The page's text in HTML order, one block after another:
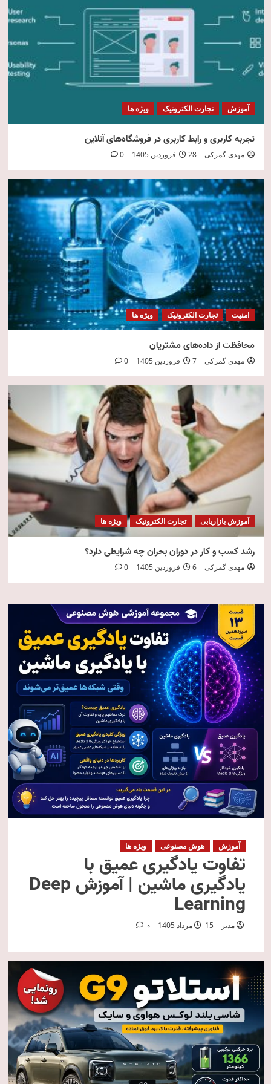
5
امنیت فناوری اطلاعات
آموزش تجارت الکترونیک ویژه ها
تجربه کاربری و رابط کاربری در فروشگاه‌های آنلاین
مهدی گمرکی 28 فروردین 1405 0
امنیت تجارت الکترونیک ویژه ها
محافظت از داده‌های مشتریان
مهدی گمرکی 7 فروردین 1405 0
آموزش بازاریابی تجارت الکترونیک ویژه ها
رشد کسب و کار در دوران بحران چه شرایطی دارد؟
مهدی گمرکی 6 فروردین 1405 0
آموزش هوش مصنوعی ویژه ها
تفاوت یادگیری عمیق با
یادگیری ماشین | آموزش Deep
Learning
مدیر 15 مرداد 1405 0